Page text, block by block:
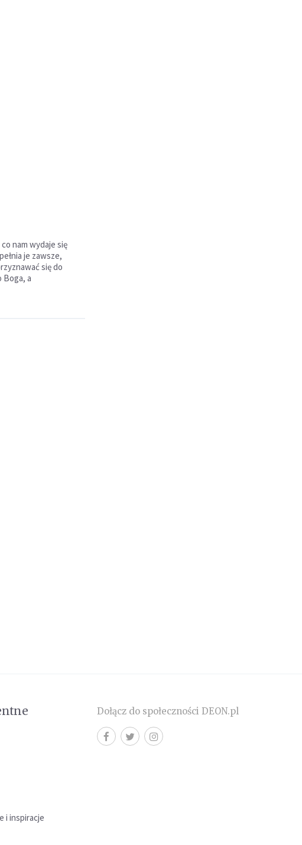
nam wydaje się
je zawsze,
się do
Boga, a
i inspiracje
Dołącz do społeczności DEON.pl